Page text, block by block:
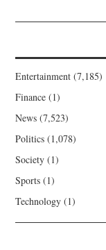
Entertainment (7,185)
Finance (1)
News (7,523)
Politics (1,078)
Society (1)
Sports (1)
Technology (1)